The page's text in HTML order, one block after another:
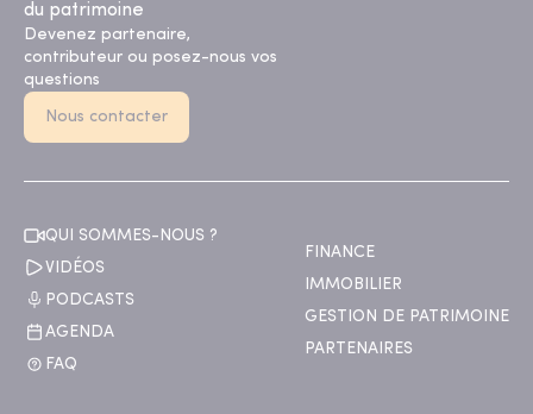
du patrimoine
Devenez partenaire,
contributeur ou posez-nous vos
questions
Nous contacter
QUI SOMMES-NOUS ?
VIDÉOS
PODCASTS
AGENDA
FAQ
FINANCE
IMMOBILIER
GESTION DE PATRIMOINE
PARTENAIRES